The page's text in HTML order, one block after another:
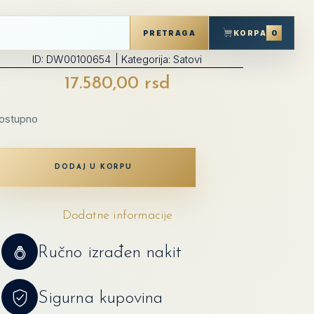
ID: DW00100654 | Kategorija: Satovi
17.580,00 rsd
DODAJ U KORPU
Dodatne informacije
Ručno izrađen nakit
Sigurna kupovina
PRETRAGA KORPA 0